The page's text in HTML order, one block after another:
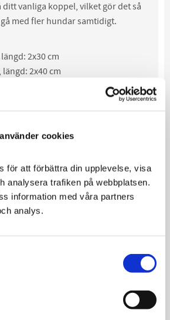
cookies
för att förbättra din upplevelse, visa
analysera trafiken på webbplatsen.
information med våra partners
analys.
vanliga koppel, vilket gör det så
med fler hundar samtidigt.
2x30 cm
2x40 cm
Nylonkoppel i olika
storlekar och färger